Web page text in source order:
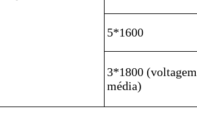
5*1600
3*1800 (voltagem
média)